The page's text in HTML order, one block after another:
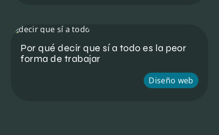
Por qué decir que sí a todo es la peor
forma de trabajar
Diseño web